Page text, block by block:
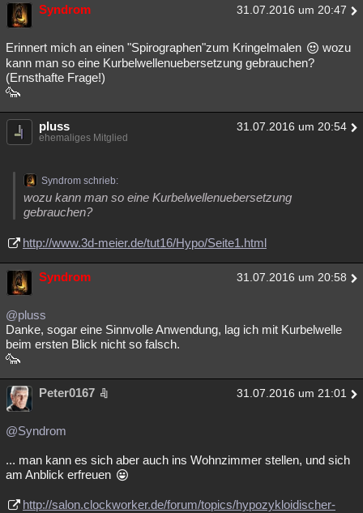
Syndrom 31.07.2016 um 20:47
Erinnert mich an einen "Spirographen"zum Kringelmalen
wozu
kann man so eine Kurbelwellenuebersetzung gebrauchen?
(Ernsthafte Frage!)
pluss 31.07.2016 um 20:54
ehemaliges Mitglied
Syndrom schrieb:
wozu kann man so eine Kurbelwellenuebersetzung
gebrauchen?
http://www.3d-meier.de/tut16/Hypo/Seite1.html
Syndrom 31.07.2016 um 20:58
@pluss
Danke, sogar eine Sinnvolle Anwendung, lag ich mit Kurbelwelle
beim ersten Blick nicht so falsch.
Peter0167 31.07.2016 um 21:01
@Syndrom
... man kann es sich aber auch ins Wohnzimmer stellen, und sich
am Anblick erfreuen
http://salon.clockworker.de/forum/topics/hypozykloidischer-